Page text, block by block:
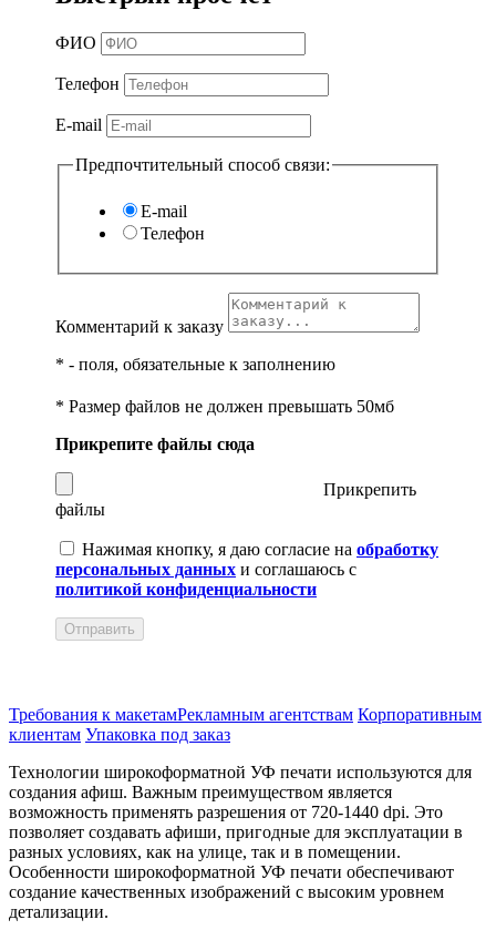
ФИО
Телефон
E-mail
Предпочтительный способ связи:
E-mail
Телефон
Комментарий к заказу
* - поля, обязательные к заполнению
* Размер файлов не должен превышать 50мб
Прикрепите файлы сюда
Прикрепить
файлы
Нажимая кнопку, я даю согласие на обработку
персональных данных и соглашаюсь с
политикой конфиденциальности
Отправить
Требования к макетамРекламным агентствам Корпоративным
клиентам Упаковка под заказ
Технологии широкоформатной УФ печати используются для
создания афиш. Важным преимуществом является
возможность применять разрешения от 720-1440 dpi. Это
позволяет создавать афиши, пригодные для эксплуатации в
разных условиях, как на улице, так и в помещении.
Особенности широкоформатной УФ печати обеспечивают
создание качественных изображений с высоким уровнем
детализации.